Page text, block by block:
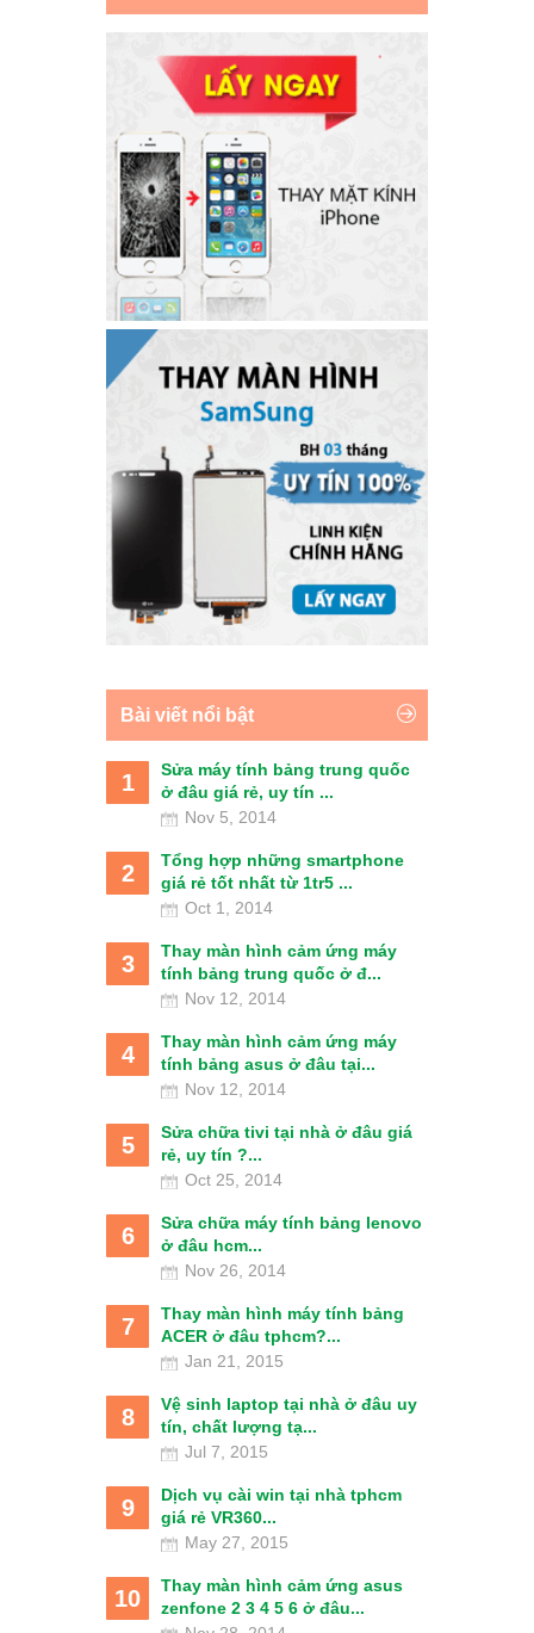
Bài viết nổi bật
1
Sửa máy tính bảng trung quốc
ở đâu giá rẻ, uy tín ...
Nov 5, 2014
2
Tổng hợp những smartphone
giá rẻ tốt nhất từ 1tr5 ...
Oct 1, 2014
3
Thay màn hình cảm ứng máy
tính bảng trung quốc ở đ...
Nov 12, 2014
4
Thay màn hình cảm ứng máy
tính bảng asus ở đâu tại...
Nov 12, 2014
5
Sửa chữa tivi tại nhà ở đâu giá
rẻ, uy tín ?...
Oct 25, 2014
6
Sửa chữa máy tính bảng lenovo
ở đâu hcm...
Nov 26, 2014
7
Thay màn hình máy tính bảng
ACER ở đâu tphcm?...
Jan 21, 2015
8
Vệ sinh laptop tại nhà ở đâu uy
tín, chất lượng tạ...
Jul 7, 2015
9
Dịch vụ cài win tại nhà tphcm
giá rẻ VR360...
May 27, 2015
10
Thay màn hình cảm ứng asus
zenfone 2 3 4 5 6 ở đâu...